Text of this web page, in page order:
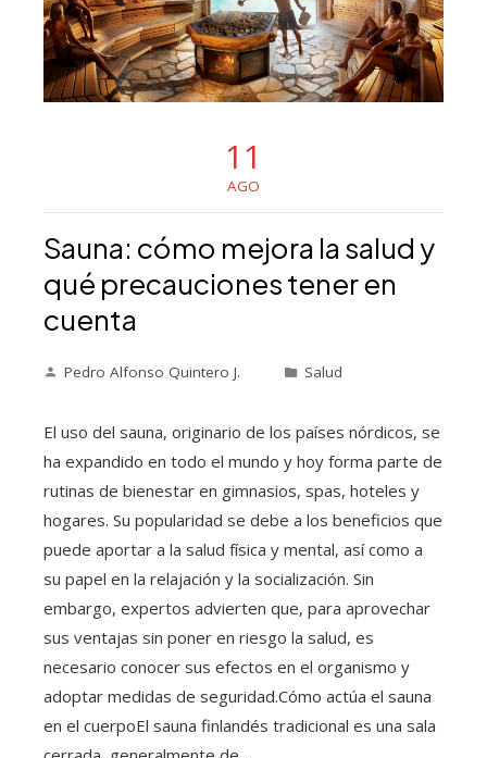
11
AGO
Sauna: cómo mejora la salud y
qué precauciones tener en
cuenta
Pedro Alfonso Quintero J. Salud
El uso del sauna, originario de los países nórdicos, se
ha expandido en todo el mundo y hoy forma parte de
rutinas de bienestar en gimnasios, spas, hoteles y
hogares. Su popularidad se debe a los beneficios que
puede aportar a la salud física y mental, así como a
su papel en la relajación y la socialización. Sin
embargo, expertos advierten que, para aprovechar
sus ventajas sin poner en riesgo la salud, es
necesario conocer sus efectos en el organismo y
adoptar medidas de seguridad.Cómo actúa el sauna
en el cuerpoEl sauna finlandés tradicional es una sala